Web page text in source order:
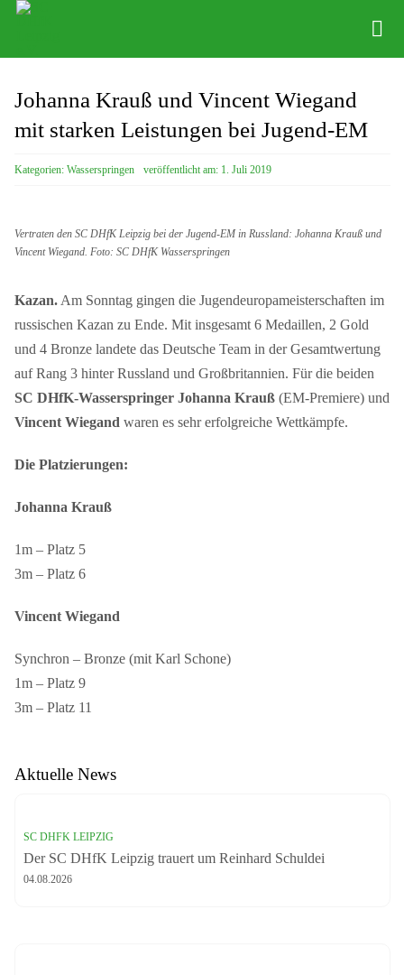
Zum
springen
News
Verein
Abteilungen
Kontakte
Shop
Johanna Krauß und Vincent Wiegand
mit starken Leistungen bei Jugend-EM
Kategorien: Wasserspringen veröffentlicht am: 1. Juli 2019
Vertraten den SC DHfK Leipzig bei der Jugend-EM in Russland: Johanna Krauß und
Vincent Wiegand. Foto: SC DHfK Wasserspringen
Kazan.Am Sonntag gingen die Jugendeuropameisterschaften im
russischen Kazan zu Ende. Mit insgesamt 6 Medaillen, 2 Gold
und 4 Bronze landete das Deutsche Team in der Gesamtwertung
auf Rang 3 hinter Russland und Großbritannien. Für die beiden
SC DHfK-Wasserspringer Johanna Krauß (EM-Premiere) und
Vincent Wiegand waren es sehr erfolgreiche Wettkämpfe.
Die Platzierungen:
Johanna Krauß
1m – Platz 5
3m – Platz 6
Vincent Wiegand
Synchron – Bronze (mit Karl Schone)
1m – Platz 9
3m – Platz 11
Aktuelle News
SC DHFK LEIPZIG
Der SC DHfK Leipzig trauert um Reinhard Schuldei
04.08.2026